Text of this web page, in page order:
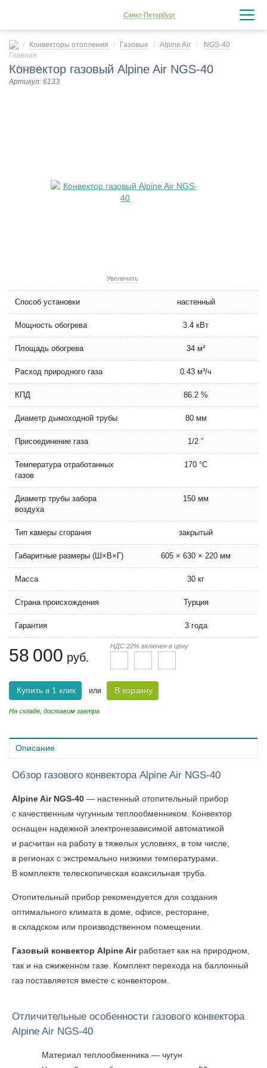
Санкт-Петербург
Конвекторы отопления Газовые Alpine Air NGS-40
Конвектор газовый Alpine Air NGS-40
Артикул: 6133
Увеличить
Способ установки настенный
Мощность обогрева 3.4 кВт
Площадь обогрева 34 м²
Расход природного газа 0.43 м³/ч
КПД 86.2 %
Диаметр дымоходной трубы 80 мм
Присоединение газа 1/2 ″
Температура отработанных
газов
170 °C
Диаметр трубы забора
воздуха
150 мм
Тип камеры сгорания закрытый
Габаритные размеры (Ш×В×Г) 605 × 630 × 220 мм
Масса 30 кг
Страна происхождения Турция
Гарантия 3 года
58 000 руб.
НДС 22% включен в цену
Купить в 1 клик или В корзину
На складе, доставим завтра
Описание
Обзор газового конвектора Alpine Air NGS-40
Alpine Air NGS-40 — настенный отопительный прибор
с качественным чугунным теплообменником. Конвектор
оснащен надежной электронезависимой автоматикой
и расчитан на работу в тяжелых условиях, в том числе,
в регионах с экстремально низкими температурами.
В комплекте телескопическая коаксильная труба.
Отопительный прибор рекомендуется для создания
оптимального климата в доме, офисе, ресторане,
в складском или производственном помещении.
Газовый конвектор Alpine Airработает как на природном,
так и на сжиженном газе. Комплект перехода на баллонный
газ поставляется вместе с конвектором.
Отличительные особенности газового конвектора
Alpine Air NGS-40
Материал теплообменника — чугун